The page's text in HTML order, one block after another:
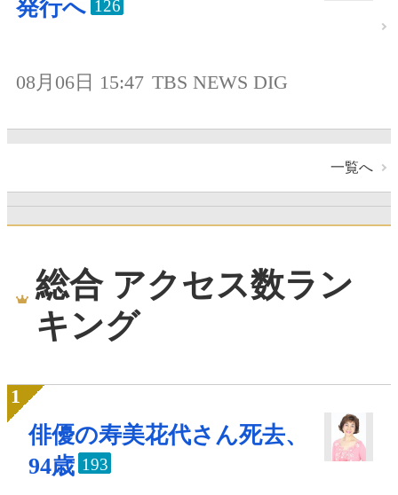
発行へ 126
08月06日 15:47 TBS NEWS DIG
一覧へ
総合 アクセス数ラン
キング
俳優の寿美花代さん死去、
94歳 193